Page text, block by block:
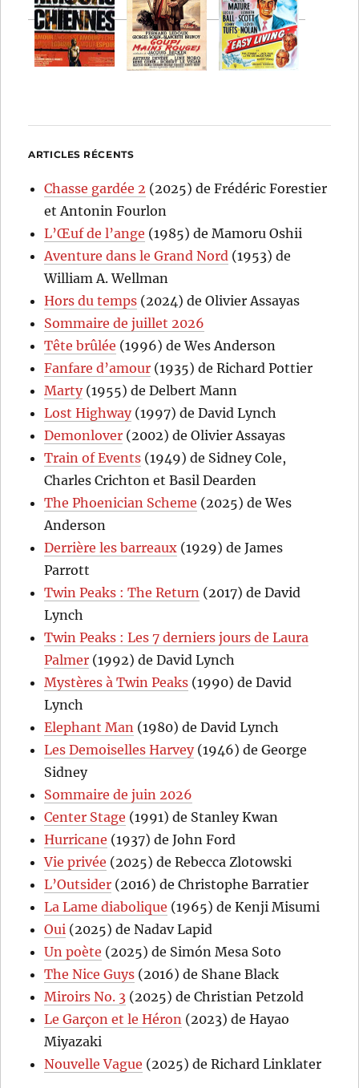
ARTICLES RÉCENTS
Chasse gardée 2 (2025) de Frédéric Forestier
et Antonin Fourlon
L’Œuf de l’ange (1985) de Mamoru Oshii
Aventure dans le Grand Nord (1953) de
William A. Wellman
Hors du temps (2024) de Olivier Assayas
Sommaire de juillet 2026
Tête brûlée (1996) de Wes Anderson
Fanfare d’amour (1935) de Richard Pottier
Marty(1955) de Delbert Mann
Lost Highway(1997) de David Lynch
Demonlover (2002) de Olivier Assayas
Train of Events (1949) de Sidney Cole,
Charles Crichton et Basil Dearden
The Phoenician Scheme (2025) de Wes
Anderson
Derrière les barreaux (1929) de James
Parrott
Twin Peaks : The Return (2017) de David
Lynch
Twin Peaks : Les 7 derniers jours de Laura
Palmer (1992) de David Lynch
Mystères à Twin Peaks (1990) de David
Lynch
Elephant Man (1980) de David Lynch
Les Demoiselles Harvey(1946) de George
Sidney
Sommaire de juin 2026
Center Stage (1991) de Stanley Kwan
Hurricane (1937) de John Ford
Vie privée (2025) de Rebecca Zlotowski
L’Outsider (2016) de Christophe Barratier
La Lame diabolique (1965) de Kenji Misumi
Oui (2025) de Nadav Lapid
Un poète (2025) de Simón Mesa Soto
The Nice Guys (2016) de Shane Black
Miroirs No. 3 (2025) de Christian Petzold
Le Garçon et le Héron (2023) de Hayao
Miyazaki
Nouvelle Vague (2025) de Richard Linklater